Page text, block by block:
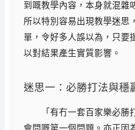
到嘅教學內容，本身就混雜
所以特別容易出現教學迷思
單，令好多人誤以為，只要
以對結果產生實質影響。
迷思一：必勝打法與穩
「有冇一套百家樂必